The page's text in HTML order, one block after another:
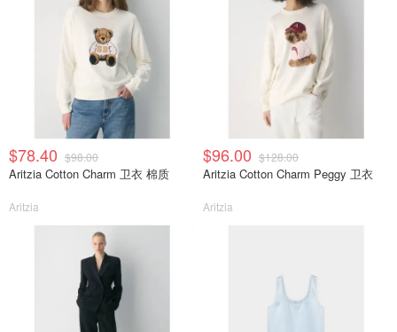
$78.40 $98.00
Aritzia Cotton Charm 卫衣 棉质
Aritzia
$96.00 $128.00
Aritzia Cotton Charm Peggy 卫衣
Aritzia